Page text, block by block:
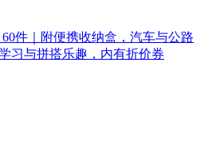
件｜附便携收纳盒，汽车与公路
习与拼搭乐趣，内有折价券